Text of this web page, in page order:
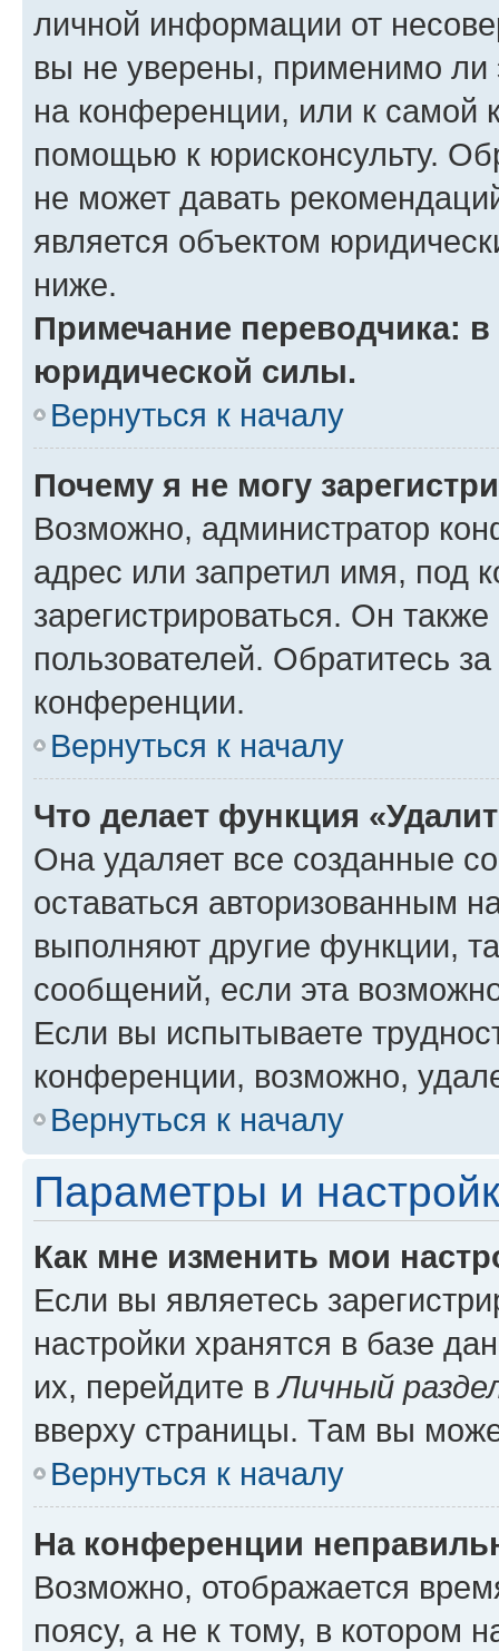
личной информации от
вы не уверены, применимо ли
на конференции, или к самой
помощью к юрисконсульту.
не может давать
является объектом
ниже.
Примечание переводчика:
юридической силы.
Вернуться к началу
Почему я не могу
Возможно, администратор
адрес или запретил имя, под
зарегистрироваться. Он
пользователей. Обратитесь
конференции.
Вернуться к началу
Что делает функция
Она удаляет все созданные
оставаться авторизованным
выполняют другие функции,
сообщений, если эта
Если вы испытываете
конференции, возможно,
Вернуться к началу
Параметры и
Как мне изменить мои
Если вы являетесь
настройки хранятся в базе
их, перейдите вЛичный
вверху страницы. Там вы
Вернуться к началу
На конференции
Возможно, отображается
поясу, а не к тому, в котором